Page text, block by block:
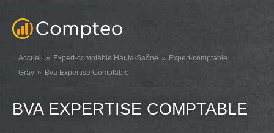
Accueil Expert-comptable Haute-Saône
Expert-comptable
Gray
Bva Expertise Comptable
BVA EXPERTISE COMPTABLE